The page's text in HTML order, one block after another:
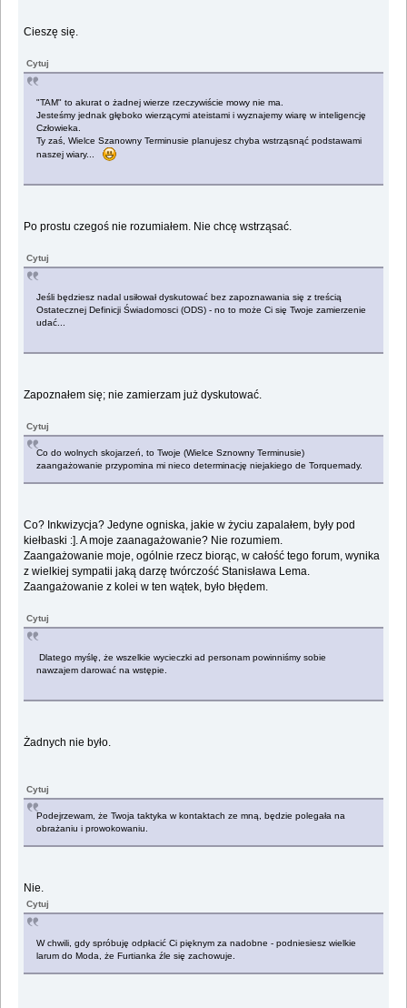
Cieszę się.
Cytuj
"TAM" to akurat o żadnej wierze rzeczywiście mowy nie ma.
Jesteśmy jednak głęboko wierzącymi ateistami i wyznajemy wiarę w inteligencję
Człowieka.
Ty zaś, Wielce Szanowny Terminusie planujesz chyba wstrząsnąć podstawami
naszej wiary...
Po prostu czegoś nie rozumiałem. Nie chcę wstrząsać.
Cytuj
Jeśli będziesz nadal usiłował dyskutować bez zapoznawania się z treścią
Ostatecznej Definicji Świadomosci (ODS) - no to może Ci się Twoje zamierzenie
udać...
Zapoznałem się; nie zamierzam już dyskutować.
Cytuj
Co do wolnych skojarzeń, to Twoje (Wielce Sznowny Terminusie)
zaangażowanie przypomina mi nieco determinację niejakiego de Torquemady.
Co? Inkwizycja? Jedyne ogniska, jakie w życiu zapalałem, były pod
kiełbaski :]. A moje zaanagażowanie? Nie rozumiem.
Zaangażowanie moje, ogólnie rzecz biorąc, w całość tego forum, wynika
z wielkiej sympatii jaką darzę twórczość Stanisława Lema.
Zaangażowanie z kolei w ten wątek, było błędem.
Cytuj
Dlatego myślę, że wszelkie wycieczki ad personam powinniśmy sobie
nawzajem darować na wstępie.
Żadnych nie było.
Cytuj
Podejrzewam, że Twoja taktyka w kontaktach ze mną, będzie polegała na
obrażaniu i prowokowaniu.
Nie.
Cytuj
W chwili, gdy spróbuję odpłacić Ci pięknym za nadobne - podniesiesz wielkie
larum do Moda, że Furtianka źle się zachowuje.